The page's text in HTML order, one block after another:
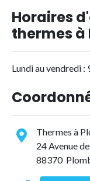
Horaires
thermes
Lundi au vendredi :
Thermes à
24 Avenue
88370